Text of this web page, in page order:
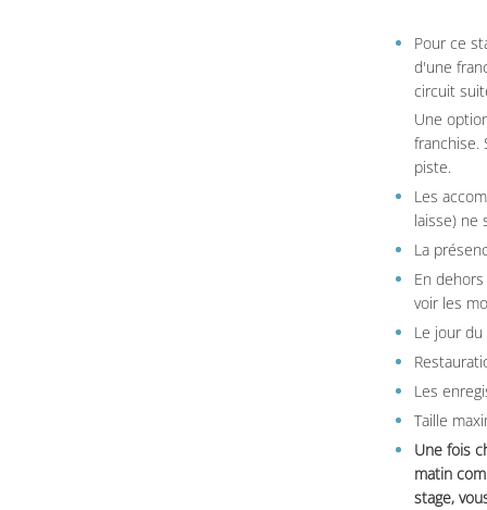
Pour ce
d'une
circuit
Une
franchise.
piste.
Les
laisse) ne
La
En
voir les
Le jour
Les
Taille
Une fois
matin
stage,